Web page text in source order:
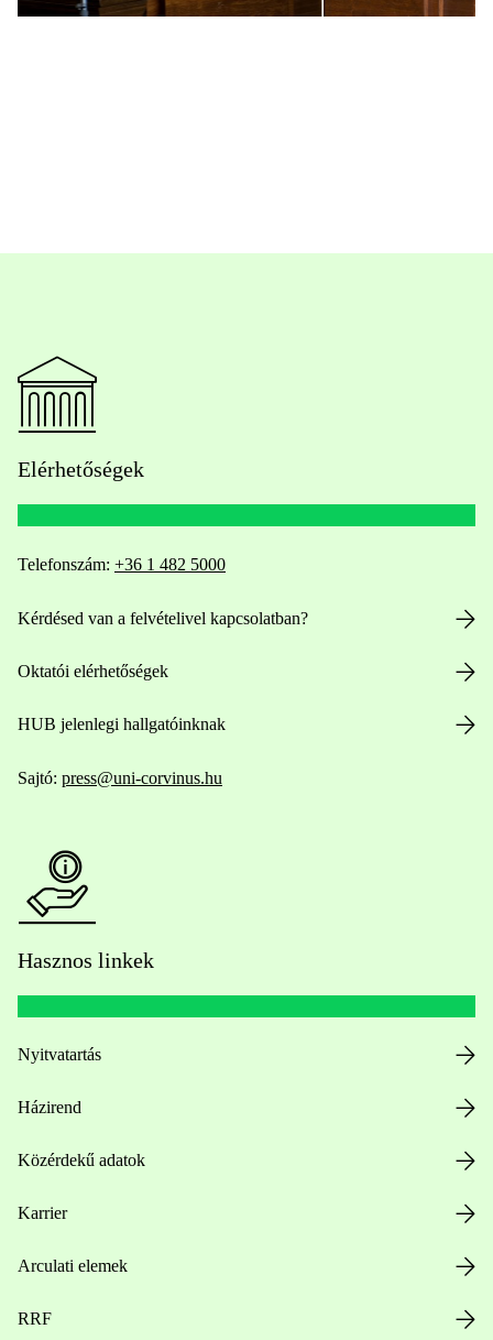
Elérhetőségek
Telefonszám: +36 1 482 5000
Kérdésed van a felvételivel kapcsolatban?
Oktatói elérhetőségek
HUB jelenlegi hallgatóinknak
Sajtó: press@uni-corvinus.hu
Hasznos linkek
Nyitvatartás
Házirend
Közérdekű adatok
Karrier
Arculati elemek
RRF